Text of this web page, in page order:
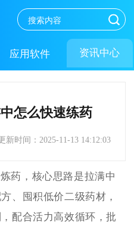
应用软件 资讯中心
怎么快速练药
新时间：2025-11-13 14:12:03
药，核心思路是拉满中
、囤积低价二级药材，
配合活力高效循环，批